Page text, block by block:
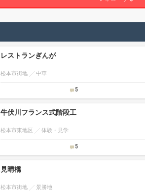
レストランぎんが
松本市街地 中華
5
牛伏川フランス式階段工
松本市東地区 体験・見学
5
見晴橋
松本市街地 景勝地